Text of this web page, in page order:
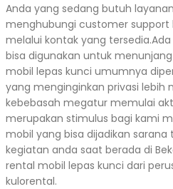
Anda yang sedang butuh
menghubungi customer
melalui kontak yang
bisa digunakan untuk
mobil lepas kunci umumnya
yang menginginkan privasi lebih
kebebasah megatur memulai
merupakan stimulus bagi kami
mobil yang bisa dijadikan
kegiatan anda saat berada di
rental mobil lepas kunci dari
kulorental.